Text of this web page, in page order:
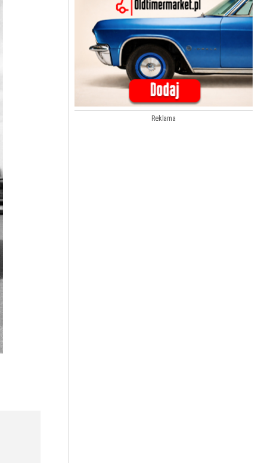
Reklama